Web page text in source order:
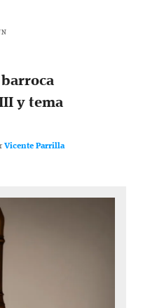
y tema
Vicente Parrilla